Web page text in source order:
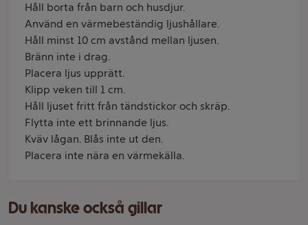
Håll borta från barn och husdjur.
Använd en värmebeständig ljushållare.
Håll minst 10 cm avstånd mellan ljusen.
Bränn inte i drag.
Placera ljus upprätt.
Klipp veken till 1 cm.
Håll ljuset fritt från tändstickor och skräp.
Flytta inte ett brinnande ljus.
Kväv lågan. Blås inte ut den.
Placera inte nära en värmekälla.
Du kanske också gillar